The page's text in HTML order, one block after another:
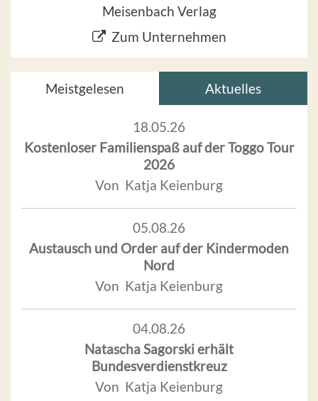
Meisenbach Verlag
Zum Unternehmen
Meistgelesen Aktuelles
18.05.26
Kostenloser Familienspaß auf der Toggo Tour
2026
Von Katja Keienburg
05.08.26
Austausch und Order auf der Kindermoden
Nord
Von Katja Keienburg
04.08.26
Natascha Sagorski erhält
Bundesverdienstkreuz
Von Katja Keienburg